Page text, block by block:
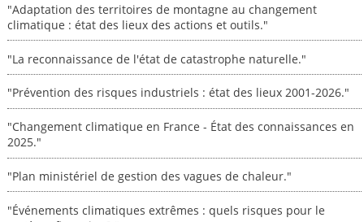
"Adaptation des territoires de montagne au changement
climatique : état des lieux des actions et outils."
"La reconnaissance de l'état de catastrophe naturelle."
"Prévention des risques industriels : état des lieux 2001-2026."
"Changement climatique en France - État des connaissances en
2025."
"Plan ministériel de gestion des vagues de chaleur."
"Événements climatiques extrêmes : quels risques pour le